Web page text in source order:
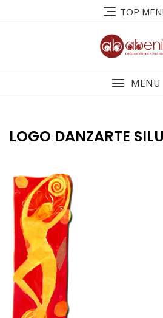
TOP
MENU
LOGO DANZARTE